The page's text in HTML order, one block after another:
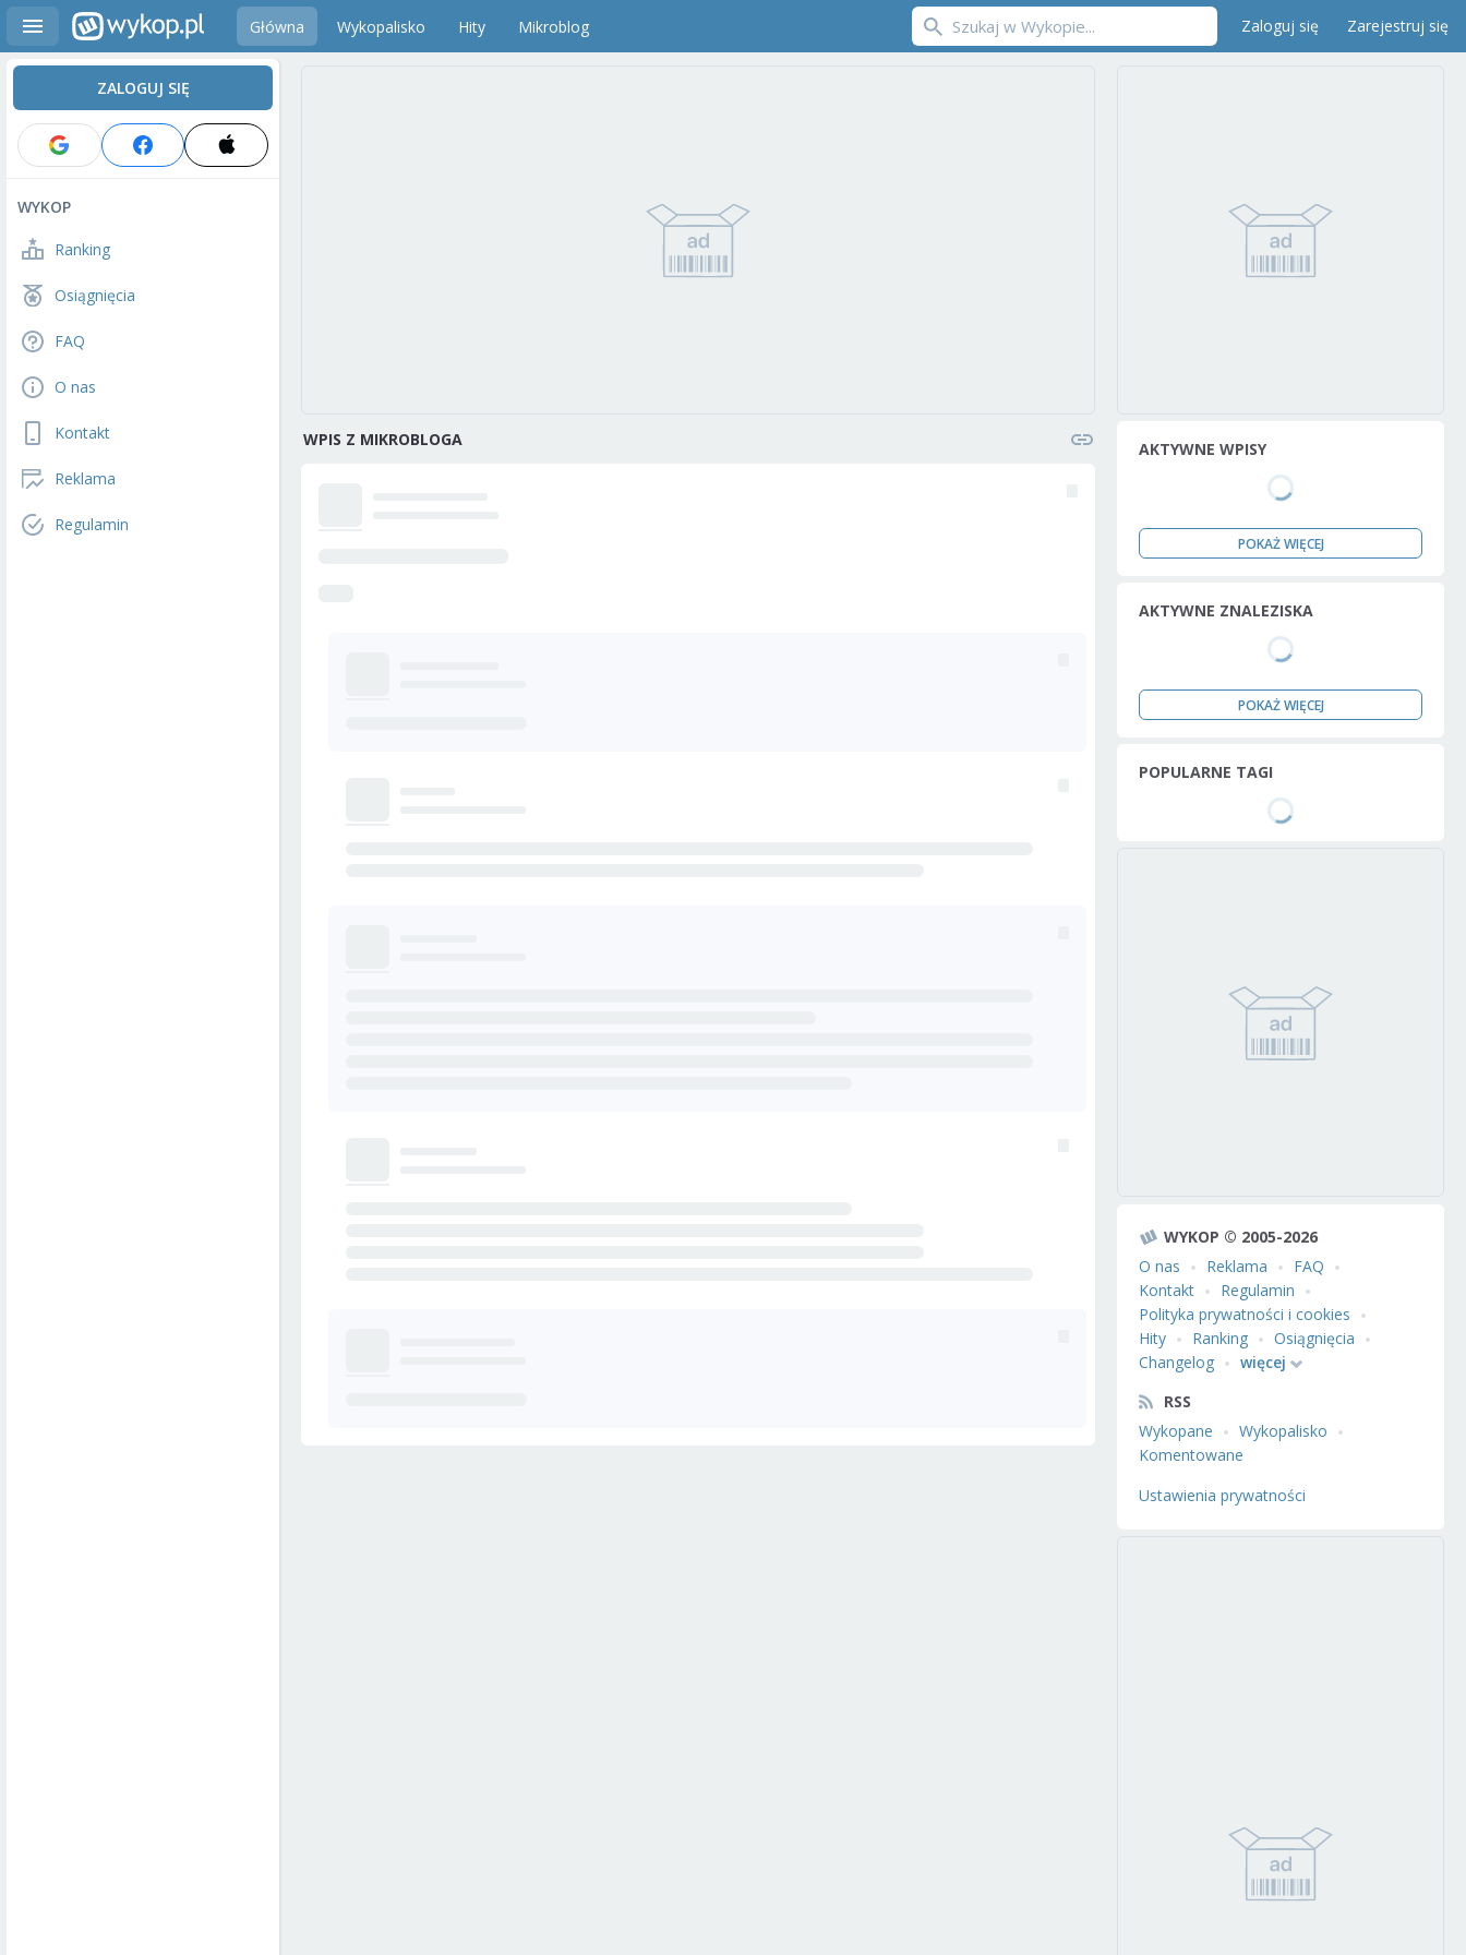
Główna Wykopalisko Hity Mikroblog Zaloguj się Zarejestruj się
ZALOGUJ SIĘ
WYKOP
Ranking
Osiągnięcia
FAQ
O nas
Kontakt
Reklama
Regulamin
WPIS Z MIKROBLOGA AKTYWNE WPISY
POKAŻ WIĘCEJ
AKTYWNE ZNALEZISKA
POKAŻ WIĘCEJ
POPULARNE TAGI
WYKOP © 2005-2026
O nas
Reklama
FAQ
Kontakt
Regulamin
Polityka prywatności i cookies
Hity
Ranking
Osiągnięcia
Changelog
więcej
RSS
Wykopane
Wykopalisko
Komentowane
Ustawienia prywatności